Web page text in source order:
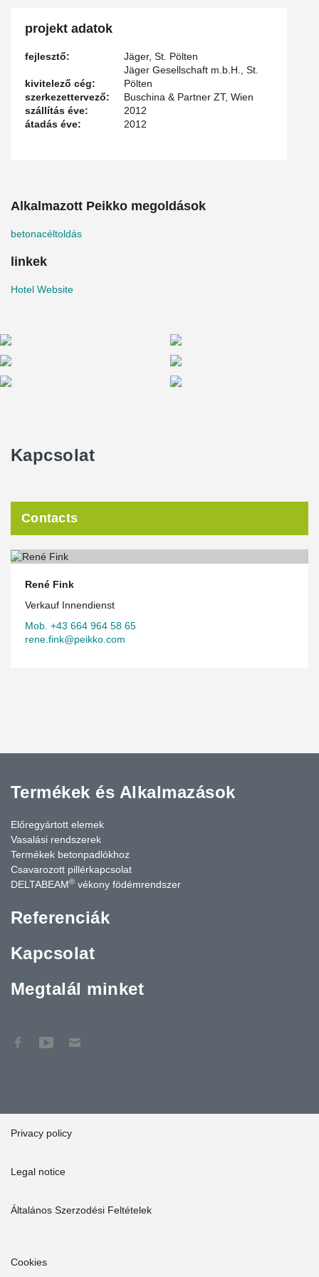
projekt adatok
fejlesztő: Jäger, St. Pölten
kivitelező cég:
Jäger Gesellschaft m.b.H., St.
Pölten
szerkezettervező:
Buschina & Partner ZT, Wien
szállítás éve:
2012
átadás éve:
2012
Alkalmazott Peikko megoldások
betonacéltoldás
linkek
Hotel Website
Kapcsolat
Contacts
René Fink
Verkauf Innendienst
Mob. +43 664 964 58 65
rene.fink@peikko.com
Termékek és Alkalmazások
Előregyártott elemek
Vasalási rendszerek
Termékek betonpadlókhoz
Csavarozott pillérkapcsolat
DELTABEAM® vékony födémrendszer
Referenciák
Kapcsolat
Megtalál minket
Privacy policy
Legal notice
Általános Szerzodési Feltételek
Cookies